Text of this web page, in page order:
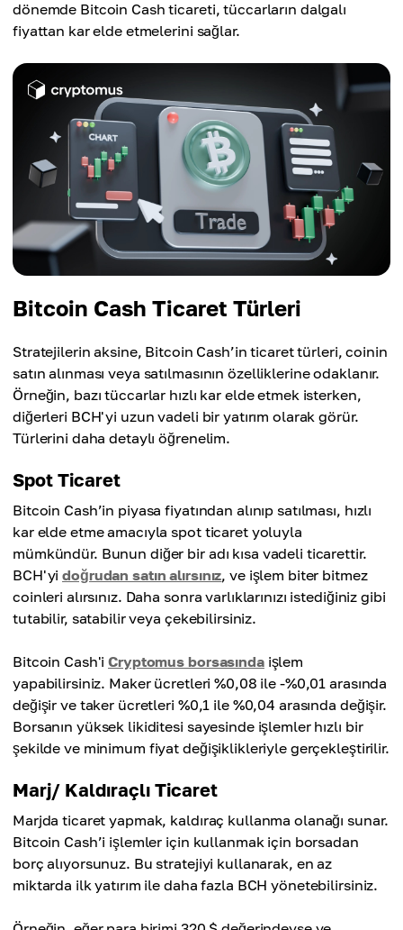
dönemde Bitcoin Cash ticareti, tüccarların dalgalı
fiyattan kar elde etmelerini sağlar.
Bitcoin Cash Ticaret Türleri
Stratejilerin aksine, Bitcoin Cash’in ticaret türleri, coinin
satın alınması veya satılmasının özelliklerine odaklanır.
Örneğin, bazı tüccarlar hızlı kar elde etmek isterken,
diğerleri BCH'yi uzun vadeli bir yatırım olarak görür.
Türlerini daha detaylı öğrenelim.
Spot Ticaret
Bitcoin Cash’in piyasa fiyatından alınıp satılması, hızlı
kar elde etme amacıyla spot ticaret yoluyla
mümkündür. Bunun diğer bir adı kısa vadeli ticarettir.
BCH'yidoğrudan satın alırsınız, ve işlem biter bitmez
coinleri alırsınız. Daha sonra varlıklarınızı istediğiniz gibi
tutabilir, satabilir veya çekebilirsiniz.
Bitcoin Cash'iCryptomus borsasındaişlem
yapabilirsiniz. Maker ücretleri %0,08 ile -%0,01 arasında
değişir ve taker ücretleri %0,1 ile %0,04 arasında değişir.
Borsanın yüksek likiditesi sayesinde işlemler hızlı bir
şekilde ve minimum fiyat değişiklikleriyle gerçekleştirilir.
Marj/ Kaldıraçlı Ticaret
Marjda ticaret yapmak, kaldıraç kullanma olanağı sunar.
Bitcoin Cash’i işlemler için kullanmak için borsadan
borç alıyorsunuz. Bu stratejiyi kullanarak, en az
miktarda ilk yatırım ile daha fazla BCH yönetebilirsiniz.